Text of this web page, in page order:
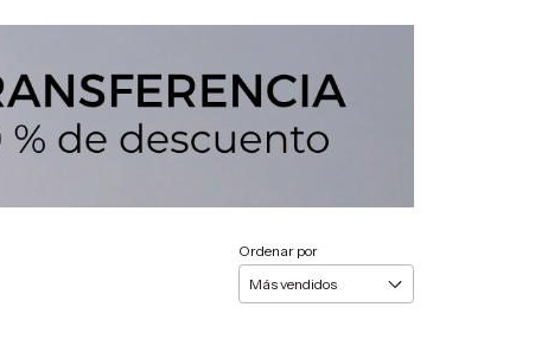
Ordenar por